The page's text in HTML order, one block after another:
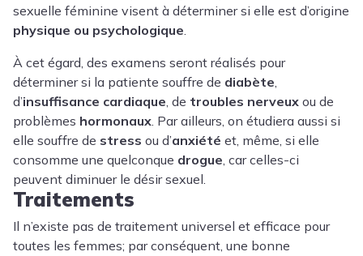
sexuelle féminine visent à déterminer si elle est d’origine
physique ou psychologique.
À cet égard, des examens seront réalisés pour
déterminer si la patiente souffre de diabète,
d’insuffisance cardiaque, de troubles nerveux ou de
problèmes hormonaux. Par ailleurs, on étudiera aussi si
elle souffre de stress ou d’anxiété et, même, si elle
consomme une quelconque drogue, car celles-ci
peuvent diminuer le désir sexuel.
Traitements
Il n’existe pas de traitement universel et efficace pour
toutes les femmes; par conséquent, une bonne